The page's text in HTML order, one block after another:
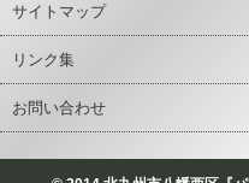
サイトマップ
リンク集
お問い合わせ